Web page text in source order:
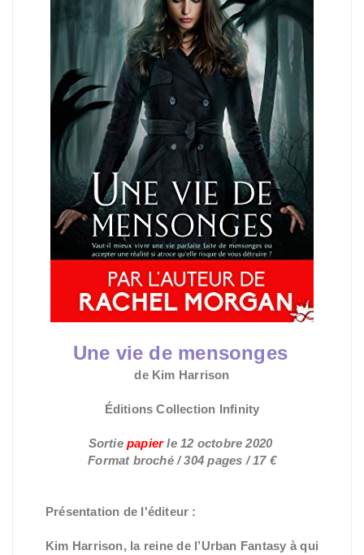
Une vie de mensonges
de Kim Harrison
Éditions Collection Infinity
Sortie papierle 12 octobre 2020
Format broché/ 304 pages / 17 €
Présentation de l'éditeur :
Kim Harrison, la reine de l’Urban Fantasy à qui